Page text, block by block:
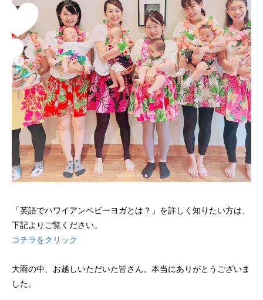
6/20(木)京都お寺で親子の絆深まる英語で
ベビーヨガ＆体に優しいランチ会
2024.05.29
12/21(水)英語でハ
ーヨガレッスン＠
2022.11.22
外国人生徒さんをリピーターにする方法
2019.04.21 2019.04.21
「イントラ1年未満で自分のやりたかった
WSが出来きました！」お客様の声
2023.08.07
「新ダイエット講
４名以上の方が卒
者の声
2023.08.03
「ガーナの幼稚園にオリジナルプログラム
が導入されました！」英語でベビーヨガ養
2023.09.14 2023.08.30
「英語でハワイアンベビーヨガとは？」を詳しく知りたい方は、
下記よりご覧ください。
コチラをクリック
大雨の中、お越しいただいた皆さん。本当にありがとうございま
した。